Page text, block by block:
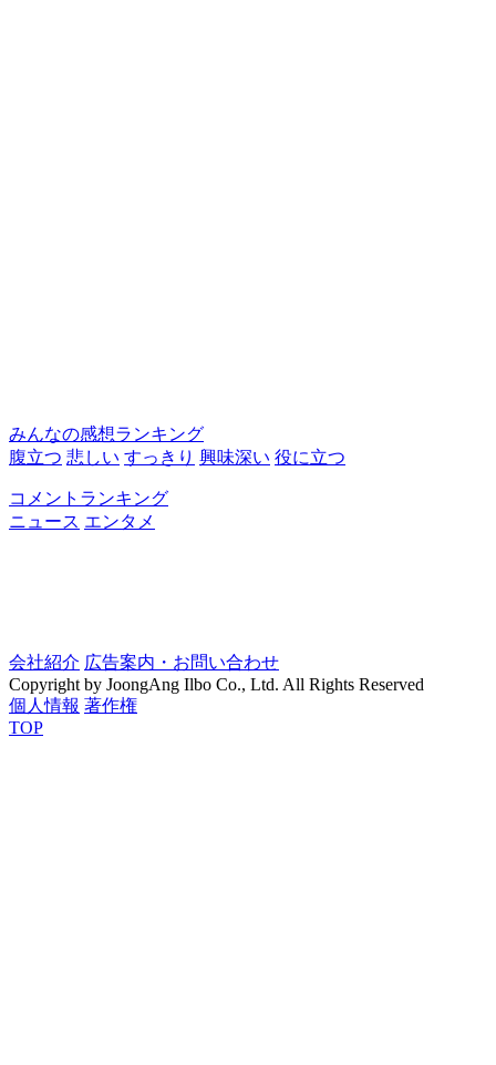
みんなの感想ランキング
腹立つ 悲しい すっきり 興味深い 役に立つ
コメントランキング
ニュース エンタメ
会社紹介 広告案内・お問い合わせ
Copyright by JoongAng Ilbo Co., Ltd. All Rights Reserved
個人情報 著作権
TOP